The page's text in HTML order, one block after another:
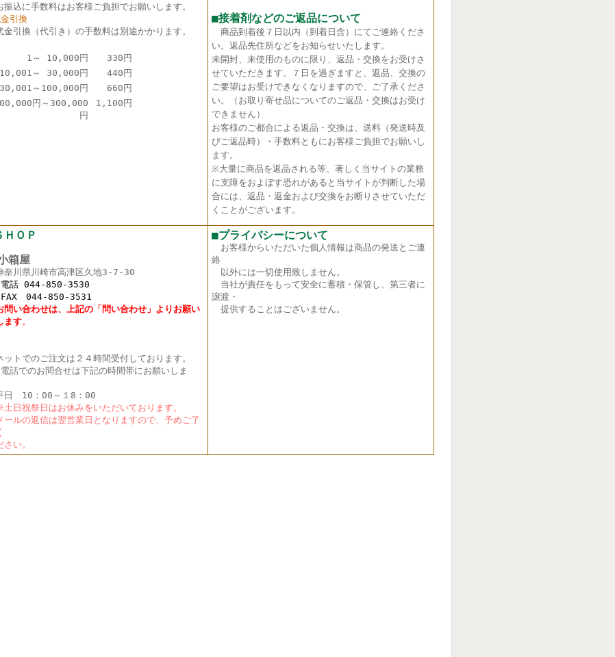
振込に手数料はお客様ご負担でお願いします。
引換
金引換（代引き）の手数料は別途かかります。
1～ 10,000円
330円
10,001～ 30,000円
440円
30,001～100,000円
660円
円～300,000
円
1,100円
■接着剤などのご返品について
商品到着後７日以内（到着日含）にてご連絡くださ
い。返品先住所などをお知らせいたします。
未開封、未使用のものに限り、返品・交換をお受けさ
せていただきます。７日を過ぎますと、返品、交換の
ご要望はお受けできなくなりますので、ご了承くださ
い。（お取り寄せ品についてのご返品・交換はお受け
できません）
お客様のご都合による返品・交換は、送料（発送時及
びご返品時）・手数料ともにお客様ご負担でお願いし
ます。
※大量に商品を返品される等、著しく当サイトの業務
に支障をおよぼす恐れがあると当サイトが判断した場
合には、返品・返金および交換をお断りさせていただ
くことがございます。
ＨＯＰ
箱屋
奈川県川崎市高津区久地3-7-30
話 044-850-3530
044-850-3531
問い合わせは、上記の「問い合わせ」よりお願い
ます。
トでのご注文は２４時間受付しております。
話でのお問合せは下記の時間帯にお願いしま
日 10：00～１8：00
日祝祭日はお休みをいただいております。
ルの返信は翌営業日となりますので、予めご了
い。
■プライバシーについて
お客様からいただいた個人情報は商品の発送とご連
絡
以外には一切使用致しません。
当社が責任をもって安全に蓄積・保管し、第三者に
譲渡・
提供することはございません。